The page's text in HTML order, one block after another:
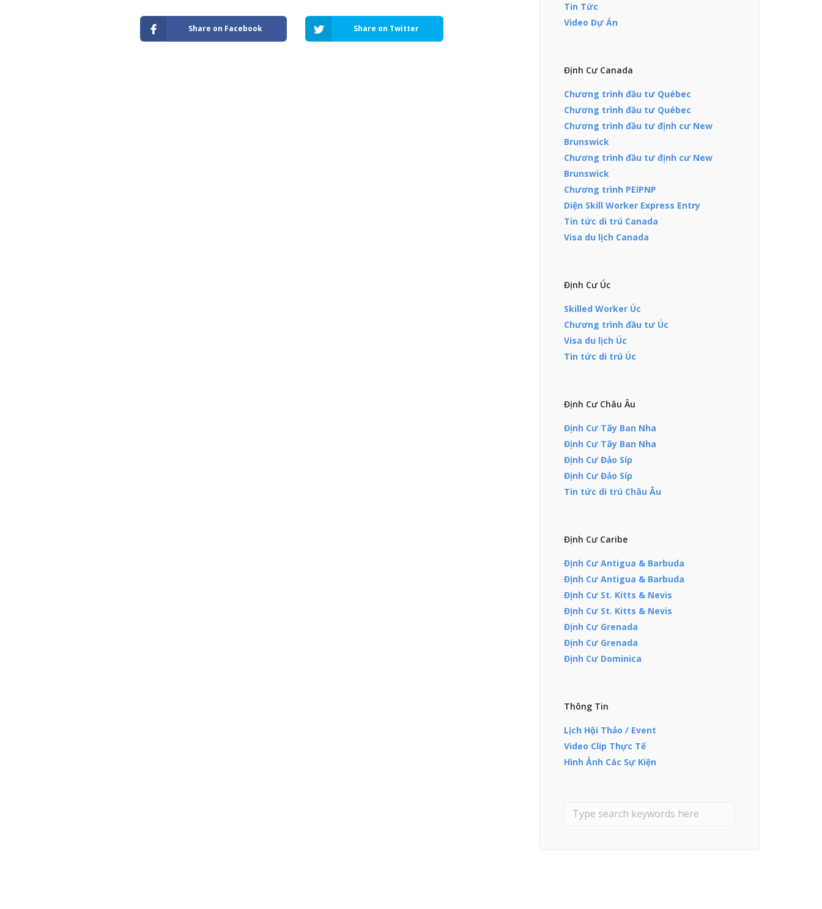
Share on Facebook Share on Twitter
Tin Tức
Video Dự Án
Định Cư Canada
Chương trình đầu tư Québec
Chương trình đầu tư Québec
Chương trình đầu tư định cư New
Brunswick
Chương trình đầu tư định cư New
Brunswick
Chương trình PEIPNP
Diện Skill Worker Express Entry
Tin tức di trú Canada
Visa du lịch Canada
Định Cư Úc
Skilled Worker Úc
Chương trình đầu tư Úc
Visa du lịch Úc
Tin tức di trú Úc
Định Cư Châu Âu
Định Cư Tây Ban Nha
Định Cư Tây Ban Nha
Định Cư Đảo Síp
Định Cư Đảo Síp
Tin tức di trú Châu Âu
Định Cư Caribe
Định Cư Antigua & Barbuda
Định Cư Antigua & Barbuda
Định Cư St. Kitts & Nevis
Định Cư St. Kitts & Nevis
Định Cư Grenada
Định Cư Grenada
Định Cư Dominica
Thông Tin
Lịch Hội Thảo / Event
Video Clip Thực Tế
Hình Ảnh Các Sự Kiện